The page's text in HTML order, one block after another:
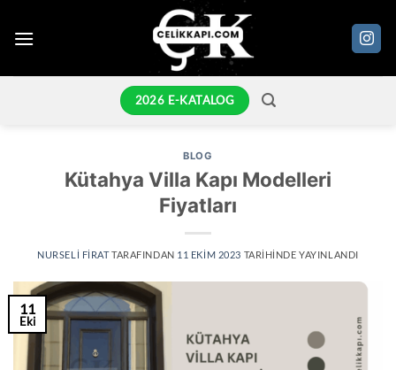
atla
2026 E-KATALOG
BLOG
Kütahya Villa Kapı Modelleri
Fiyatları
NURSELI FIRATTARAFINDAN 11 EKIM 2023 TARIHINDE YAYINLANDI
11
Eki